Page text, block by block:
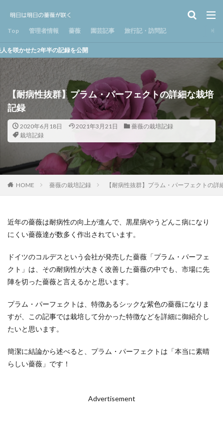
Top 管理者情報 薔薇 園芸記事 旅行記・訪問記
の記録を公開
【耐病性抜群】プラム・パーフェクトの詳細な栽培
記録
2020年6月18日 2021年3月21日
薔薇の栽培記録
栽培記録
HOME 薔薇の栽培記録 【耐病性抜群】プラム・パーフェクトの詳
近年の薔薇は耐病性の向上が進んで、黒星病やうどんこ病になり
にくい薔薇達が数多く作出されています。
ドイツのコルデスという会社が発売した薔薇「プラム・パーフェ
クト」は、その耐病性が大きく改善した薔薇の中でも、市場に先
陣を切った薔薇と言えるかと思います。
プラム・パーフェクトは、特徴あるシックな紫色の薔薇になりま
すが、この記事では栽培して分かった特徴などを詳細に御紹介し
たいと思います。
簡潔に結論から述べると、プラム・パーフェクトは「本当に素晴
らしい薔薇」です！
Advertisement